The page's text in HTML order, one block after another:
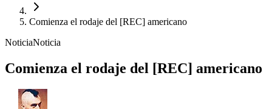
Comienza el rodaje del [REC] americano
NoticiaNoticia
Comienza el rodaje del [REC] americano